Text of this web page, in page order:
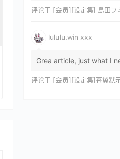
评论于 [会员][设定集] 島田フミカネ ART WORKS
lululu.win xxx
Grea article, just what I
评论于 [会员][设定集]苍翼默示录刻之幻影 BLAZBLUE